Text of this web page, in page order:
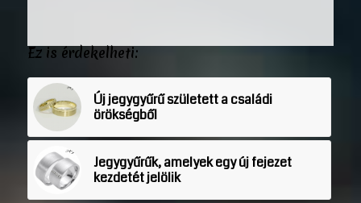
Ez is érdekelheti:
Új jegygyűrű született a családi
örökségből
Jegygyűrűk, amelyek egy új fejezet
kezdetét jelölik